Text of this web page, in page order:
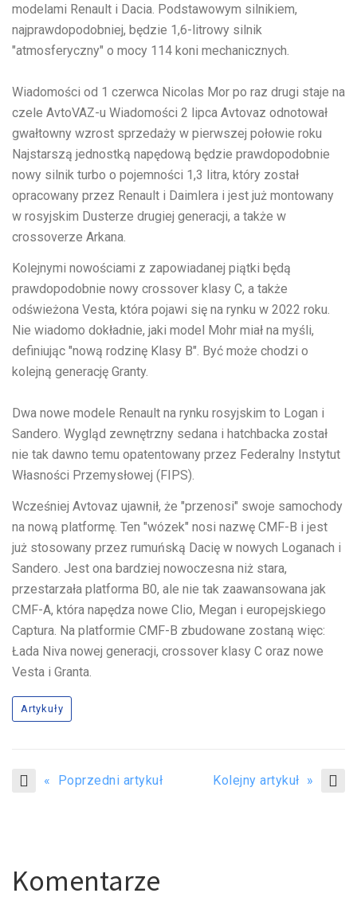
modelami Renault i Dacia. Podstawowym silnikiem,
najprawdopodobniej, będzie 1,6-litrowy silnik
"atmosferyczny" o mocy 114 koni mechanicznych.
Wiadomości od 1 czerwca Nicolas Mor po raz drugi staje na
czele AvtoVAZ-u Wiadomości 2 lipca Avtovaz odnotował
gwałtowny wzrost sprzedaży w pierwszej połowie roku
Najstarszą jednostką napędową będzie prawdopodobnie
nowy silnik turbo o pojemności 1,3 litra, który został
opracowany przez Renault i Daimlera i jest już montowany
w rosyjskim Dusterze drugiej generacji, a także w
crossoverze Arkana.
Kolejnymi nowościami z zapowiadanej piątki będą
prawdopodobnie nowy crossover klasy C, a także
odświeżona Vesta, która pojawi się na rynku w 2022 roku.
Nie wiadomo dokładnie, jaki model Mohr miał na myśli,
definiując "nową rodzinę Klasy B". Być może chodzi o
kolejną generację Granty.
Dwa nowe modele Renault na rynku rosyjskim to Logan i
Sandero. Wygląd zewnętrzny sedana i hatchbacka został
nie tak dawno temu opatentowany przez Federalny Instytut
Własności Przemysłowej (FIPS).
Wcześniej Avtovaz ujawnił, że "przenosi" swoje samochody
na nową platformę. Ten "wózek" nosi nazwę CMF-B i jest
już stosowany przez rumuńską Dacię w nowych Loganach i
Sandero. Jest ona bardziej nowoczesna niż stara,
przestarzała platforma B0, ale nie tak zaawansowana jak
CMF-A, która napędza nowe Clio, Megan i europejskiego
Captura. Na platformie CMF-B zbudowane zostaną więc:
Łada Niva nowej generacji, crossover klasy C oraz nowe
Vesta i Granta.
Artykuły
« Poprzedni artykuł Kolejny artykuł »
Komentarze